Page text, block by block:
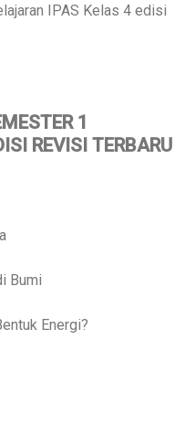
IPAS Kelas 4 edisi
1
REVISI TERBARU
Bumi
Energi?